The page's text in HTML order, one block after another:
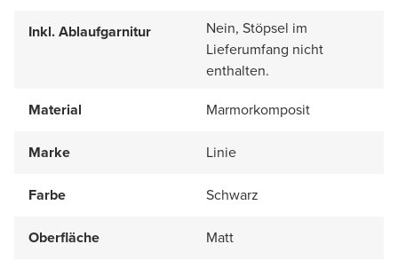
Inkl. Ablaufgarnitur
Nein, Stöpsel im
Lieferumfang nicht
enthalten.
Material
Marmorkomposit
Marke Linie
Farbe Schwarz
Oberfläche Matt